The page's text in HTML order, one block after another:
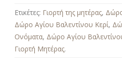
Ετικέτες: Γιορτή της μητέρας,
Δώρο Αγίου Βαλεντίνου Κερί,
Ονόματα, Δώρο Αγίου
Γιορτή Μητέρας.